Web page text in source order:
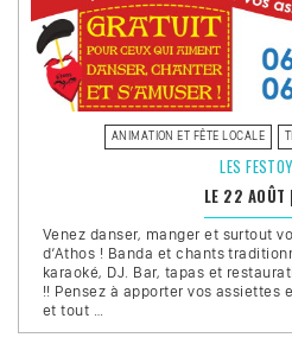
ANIMATION ET FÊTE LOCALE
LES
LE 22 AOÛT |
Venez danser, manger et surtout
d’Athos ! Banda et chants
karaoké, DJ. Bar, tapas et
!! Pensez à apporter vos assiettes
et tout …